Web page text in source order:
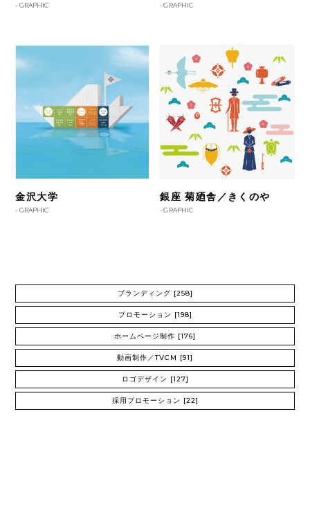
- GRAPHIC -GRAPHIC
金沢大学
- GRAPHIC
銀座 菊廼舎／きくのや
-GRAPHIC
ブランディング [258]
プロモーション [198]
ホームページ制作 [176]
動画制作／TVCM [91]
ロゴデザイン [127]
採用プロモーション [22]